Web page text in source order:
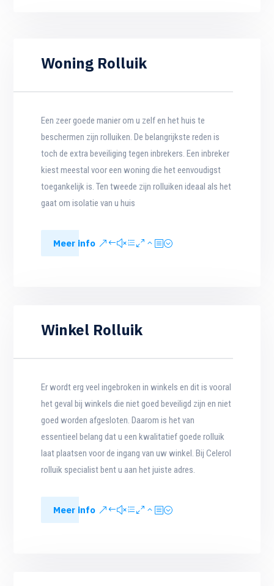
Woning Rolluik
Een zeer goede manier om u zelf en het huis te
beschermen zijn rolluiken. De belangrijkste reden is
toch de extra beveiliging tegen inbrekers. Een inbreker
kiest meestal voor een woning die het eenvoudigst
toegankelijk is. Ten tweede zijn rolluiken ideaal als het
gaat om isolatie van u huis
Meer info
Winkel Rolluik
Er wordt erg veel ingebroken in winkels en dit is vooral
het geval bij winkels die niet goed beveiligd zijn en niet
goed worden afgesloten. Daarom is het van
essentieel belang dat u een kwalitatief goede rolluik
laat plaatsen voor de ingang van uw winkel. Bij Celerol
rolluik specialist bent u aan het juiste adres.
Meer info